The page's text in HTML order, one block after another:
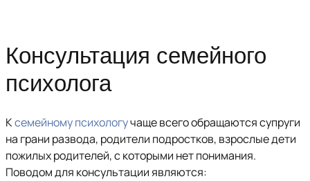
Консультация семейного
психолога
Ксемейному психологучаще всего обращаются супруги
на грани развода, родители подростков, взрослые дети
пожилых родителей, с которыми нет понимания.
Поводом для консультации являются: